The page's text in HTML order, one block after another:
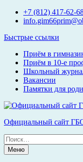
Перейти+7 (812) 417-62-
Быстрые ссылки
Приём в
Приём в 10-е
Школьный
Вакансии
Памятки для
Официальный сайт
Поиск
по:Меню